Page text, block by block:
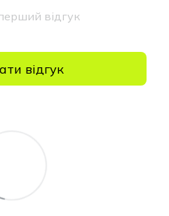
відгук
відгук